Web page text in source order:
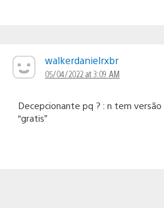
walkerdanielrxbr
05/04/2022 at 3:09 AM
Decepcionante pq ? : n tem
“gratis”